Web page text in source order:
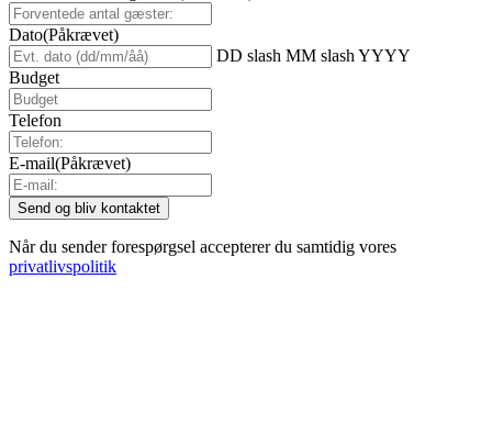
Dato(Påkrævet)
DD slash MM slash YYYY
Budget
Telefon
E-mail(Påkrævet)
Når du sender forespørgsel accepterer du samtidig vores
privatlivspolitik